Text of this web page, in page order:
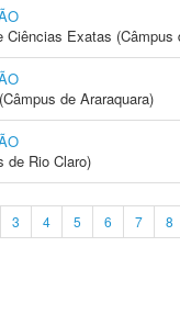
Exatas (Câmpus
de Araraquara)
de Rio Claro)
3 4 5 6 7 8